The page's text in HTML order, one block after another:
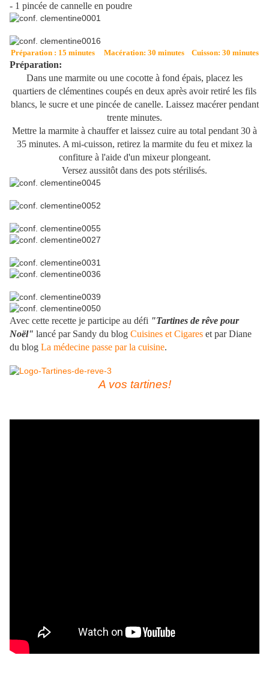
- 1 pincée de cannelle en poudre
Préparation : 15 minutes Macération: 30 minutes Cuisson: 30 minutes
Préparation:
Dans une marmite ou une cocotte à fond épais, placez les
quartiers de clémentines coupés en deux après avoir retiré les fils
blancs, le sucre et une pincée de canelle. Laissez macérer pendant
trente minutes.
Mettre la marmite à chauffer et laissez cuire au total pendant 30 à
35 minutes. A mi-cuisson, retirez la marmite du feu et mixez la
confiture à l'aide d'un mixeur plongeant.
Versez aussitôt dans des pots stérilisés.
Avec cette recette je participe au défi "Tartines de rêve pour
Noël" lancé par Sandy du blog Cuisines et Cigares et par Diane
du blog La médecine passe par la cuisine.
A vos tartines!